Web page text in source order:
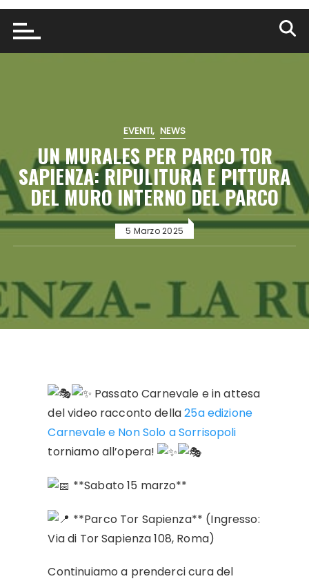
EVENTI NEWS
UN MURALES PER PARCO TOR
SAPIENZA: RIPULITURA E PITTURA
DEL MURO INTERNO DEL PARCO
5 Marzo 2025
Passato Carnevale e in attesa
del video racconto della25a edizione
Carnevale e Non Solo a Sorrisopoli
torniamo all’opera!
**Sabato 15 marzo**
**Parco Tor Sapienza** (Ingresso:
Via di Tor Sapienza 108, Roma)
Continuiamo a prenderci cura del